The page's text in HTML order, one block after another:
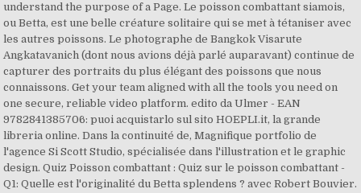
understand the purpose of a Page. Le poisson combattant siamois,
ou Betta, est une belle créature solitaire qui se met à tétaniser avec
les autres poissons. Le photographe de Bangkok Visarute
Angkatavanich (dont nous avions déjà parlé auparavant) continue de
capturer des portraits du plus élégant des poissons que nous
connaissons. Get your team aligned with all the tools you need on
one secure, reliable video platform. edito da Ulmer - EAN
9782841385706: puoi acquistarlo sul sito HOEPLI.it, la grande
libreria online. Dans la continuité de, Magnifique portfolio de
l'agence Si Scott Studio, spécialisée dans l'illustration et le graphic
design. Quiz Poisson combattant : Quiz sur le poisson combattant -
Q1: Quelle est l'originalité du Betta splendens ? avec Robert Bouvier.